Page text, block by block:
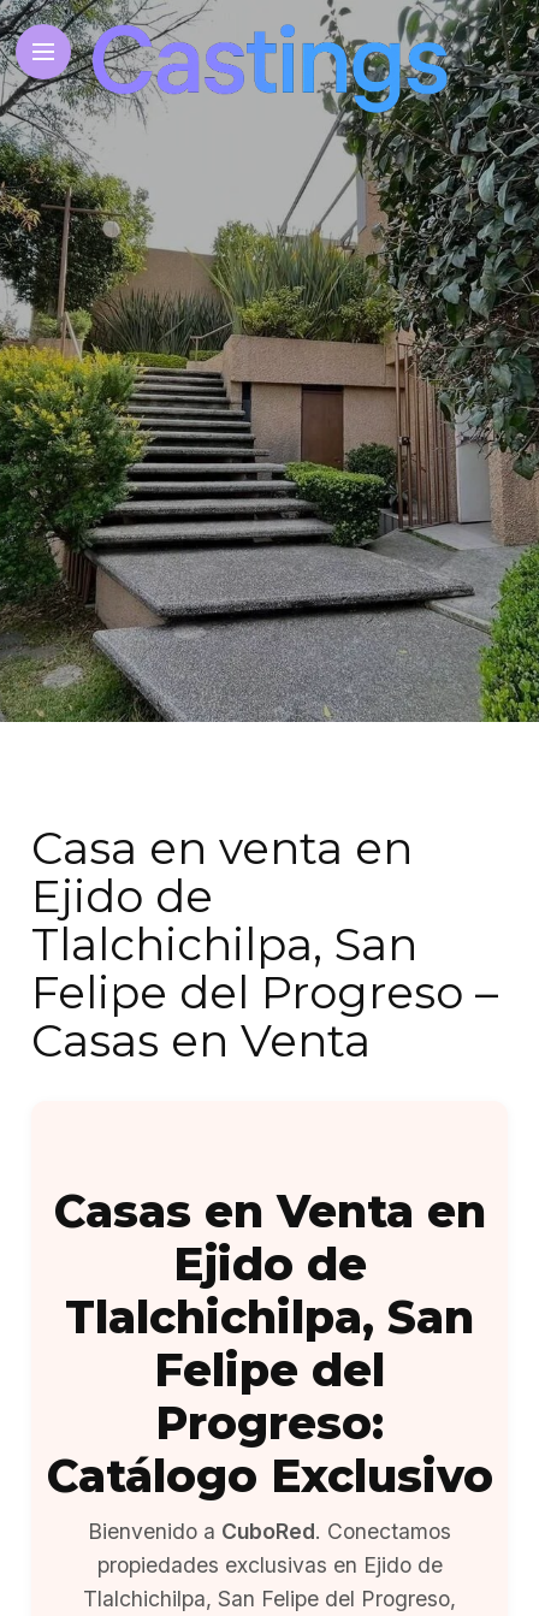
Casa en venta en
Ejido de
Tlalchichilpa, San
Felipe del Progreso –
Casas en Venta
Casas en Venta en
Ejido de
Tlalchichilpa, San
Felipe del
Progreso:
Catálogo Exclusivo
Bienvenido a CuboRed. Conectamos
propiedades exclusivas en Ejido de
Tlalchichilpa, San Felipe del Progreso,